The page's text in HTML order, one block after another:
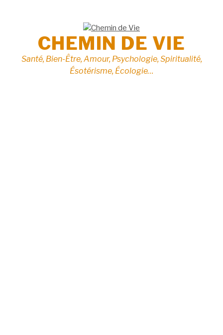
CHEMIN DE VIE
Santé, Bien-Être, Amour, Psychologie, Spiritualité,
Ésotérisme, Écologie…